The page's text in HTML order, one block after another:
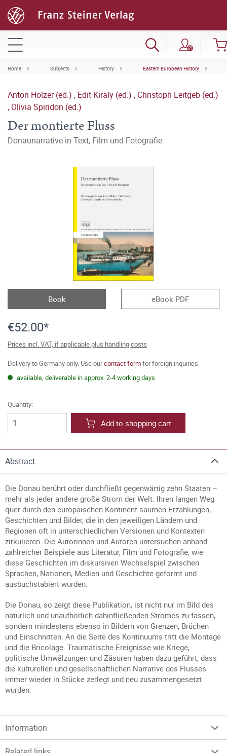
Home Subjects History Eastern European History
Anton Holzer (ed.) , Edit Kiraly (ed.) , Christoph Leitgeb (ed.)
, Olivia Spiridon (ed.)
Der montierte Fluss
Donaunarrative in Text, Film und Fotografie
Book eBook PDF
€52.00*
Prices incl. VAT, if applicable plus handling costs
Delivery to Germany only. Use ourcontact formfor foreign inquiries.
available, deliverable in approx. 2-4 working days
Quantity:
Add to shopping cart
Abstract
Die Donau berührt oder durchfließt gegenwärtig zehn Staaten –
mehr als jeder andere große Strom der Welt. Ihren langen Weg
quer durch den europäischen Kontinent säumen Erzählungen,
Geschichten und Bilder, die in den jeweiligen Ländern und
Regionen oft in unterschiedlichen Versionen und Kontexten
zirkulieren. Die Autorinnen und Autoren untersuchen anhand
zahlreicher Beispiele aus Literatur, Film und Fotografie, wie
diese Geschichten im diskursiven Wechselspiel zwischen
Sprachen, Nationen, Medien und Geschichte geformt und
ausbuchstabiert wurden.
Die Donau, so zeigt diese Publikation, ist nicht nur im Bild des
natürlich und unaufhörlich dahinfließenden Stromes zu fassen,
sondern mindestens ebenso in Bildern von Grenzen, Brüchen
und Einschnitten. An die Seite des Kontinuums tritt die Montage
und die Bricolage. Traumatische Ereignisse wie Kriege,
politische Umwälzungen und Zäsuren haben dazu geführt, dass
die kulturellen und gesellschaftlichen Narrative des Flusses
immer wieder in Stücke zerlegt und neu zusammengesetzt
wurden.
Information